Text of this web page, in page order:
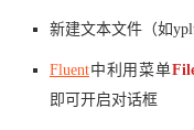
新建文本文件（如
Fluent中利用菜单
即可开启对话框